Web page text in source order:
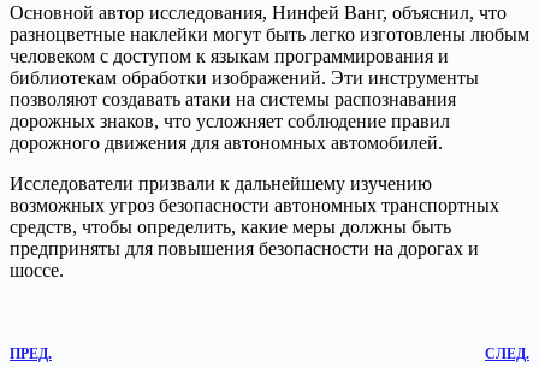
Основной автор исследования, Нинфей Ванг, объяснил, что
разноцветные наклейки могут быть легко изготовлены любым
человеком с доступом к языкам программирования и
библиотекам обработки изображений. Эти инструменты
позволяют создавать атаки на системы распознавания
дорожных знаков, что усложняет соблюдение правил
дорожного движения для автономных автомобилей.
Исследователи призвали к дальнейшему изучению
возможных угроз безопасности автономных транспортных
средств, чтобы определить, какие меры должны быть
предприняты для повышения безопасности на дорогах и
шоссе.
ПРЕД. СЛЕД.